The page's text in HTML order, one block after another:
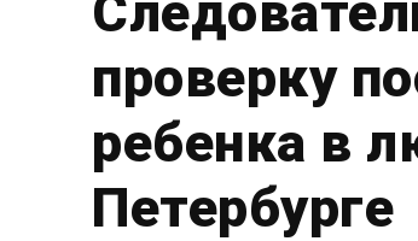
проверку
ребенка в
Петербурге